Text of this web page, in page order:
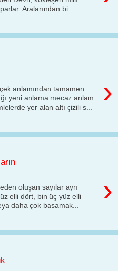
Aralarından bi...
›
anlamından tamamen
yeni anlama mecaz anlam
yer alan altı çizili s...
›
oluşan sayılar ayrı
elli dört, bin üç yüz elli
daha çok basamak...